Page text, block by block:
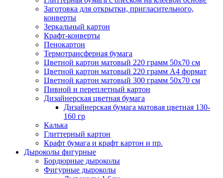
Заготовка для открытки, пригласительного,
конверты
Зеркальный картон
Крафт-конверты
Пенокартон
Термотрансферная бумага
Цветной картон матовый 220 грамм 50х70 см
Цветной картон матовый 220 грамм A4 формат
Цветной картон матовый 300 грамм 50х70 см
Пивной и переплетный картон
Дизайнерская цветная бумага
Дизайнерская бумага матовая цветная 130-
160 гр
Калька
Глиттерный картон
Крафт бумага и крафт картон и пр.
Дыроколы фигурные
Бордюрные дыроколы
Фигурные дыроколы